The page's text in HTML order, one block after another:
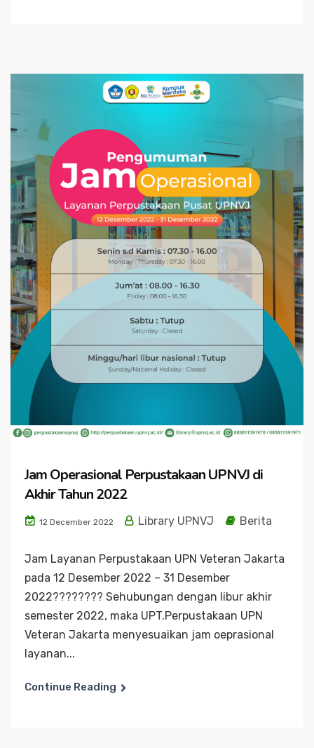
Jam Operasional Perpustakaan UPNVJ di
Akhir Tahun 2022
12 December 2022 Library UPNVJ Berita
Jam Layanan Perpustakaan UPN Veteran Jakarta
pada 12 Desember 2022 – 31 Desember
2022???????? Sehubungan dengan libur akhir
semester 2022, maka UPT.Perpustakaan UPN
Veteran Jakarta menyesuaikan jam oeprasional
layanan...
Continue Reading